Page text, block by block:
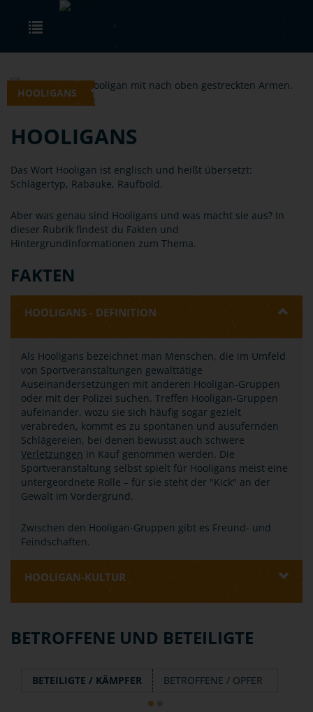
Skip to main content
HOOLIGANS
HOOLIGANS
Das Wort Hooligan ist englisch und heißt übersetzt:
Schlägertyp, Rabauke, Raufbold.
Aber was genau sind Hooligans und was macht sie aus? In
dieser Rubrik findest du Fakten und
Hintergrundinformationen zum Thema.
FAKTEN
HOOLIGANS - DEFINITION
Als Hooligans bezeichnet man Menschen, die im Umfeld
von Sportveranstaltungen gewalttätige
Auseinandersetzungen mit anderen Hooligan-Gruppen
oder mit der Polizei suchen. Treffen Hooligan-Gruppen
aufeinander, wozu sie sich häufig sogar gezielt
verabreden, kommt es zu spontanen und ausufernden
Schlägereien, bei denen bewusst auch schwere
Verletzungen in Kauf genommen werden. Die
Sportveranstaltung selbst spielt für Hooligans meist eine
untergeordnete Rolle – für sie steht der "Kick" an der
Gewalt im Vordergrund.
Zwischen den Hooligan-Gruppen gibt es Freund- und
Feindschaften.
HOOLIGAN-KULTUR
BETROFFENE UND BETEILIGTE
BETEILIGTE / KÄMPFER BETROFFENE / OPFER